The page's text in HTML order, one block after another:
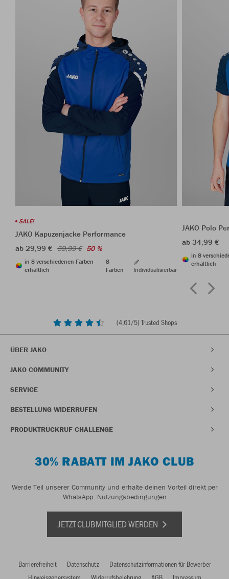
SALE!
JAKO Kapuzenjacke Performance
ab 29,99 € 59,99 € 50 %
in 8 verschiedenen Farben
erhältlich
8
Farben
Individualisierbar
JAKO Polo
ab 34,99 €
in 8
erhältlich
(4,61/5) Trusted Shops
ÜBER JAKO
JAKO COMMUNITY
SERVICE
BESTELLUNG WIDERRUFEN
PRODUKTRÜCKRUF CHALLENGE
30% RABATT IM JAKO CLUB
Werde Teil unserer Community und erhalte deinen Vorteil direkt per
WhatsApp. Nutzungsbedingungen
JETZT CLUBMITGLIED WERDEN
Barrierefreiheit Datenschutz
Datenschutzinformationen für Bewerber